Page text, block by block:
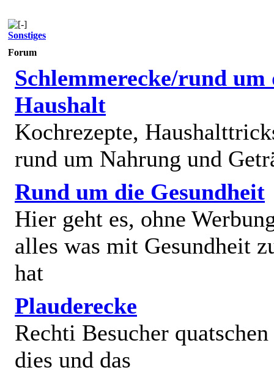
Sonstiges
Forum
Schlemmerecke/rund um
Haushalt
Kochrezepte,
rund um Nahrung und
Rund um die Gesundheit
Hier geht es, ohne
alles was mit Gesundheit
hat
Plauderecke
Rechti Besucher
dies und das